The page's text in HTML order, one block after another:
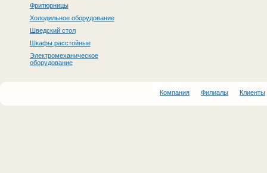
Фритюрницы
Холодильное оборудование
Шведский стол
Шкафы расстойные
Электромеханическое
оборудование
Компания Филиалы Клиенты